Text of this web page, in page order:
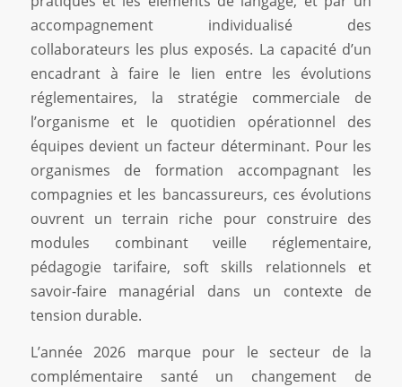
accompagnement individualisé des
collaborateurs les plus exposés. La capacité d’un
encadrant à faire le lien entre les évolutions
réglementaires, la stratégie commerciale de
l’organisme et le quotidien opérationnel des
équipes devient un facteur déterminant. Pour les
organismes de formation accompagnant les
compagnies et les bancassureurs, ces évolutions
ouvrent un terrain riche pour construire des
modules combinant veille réglementaire,
pédagogie tarifaire, soft skills relationnels et
savoir-faire managérial dans un contexte de
tension durable.
L’année 2026 marque pour le secteur de la
complémentaire santé un changement de